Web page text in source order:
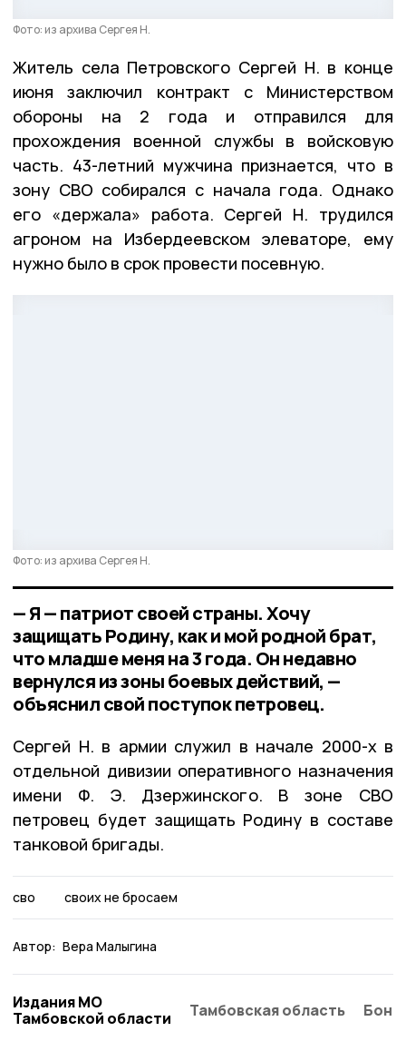
Фото: из архива Сергея Н.
Житель села Петровского Сергей Н. в конце
июня заключил контракт с Министерством
обороны на 2 года и отправился для
прохождения военной службы в войсковую
часть. 43-летний мужчина признается, что в
зону СВО собирался с начала года. Однако
его «держала» работа. Сергей Н. трудился
агроном на Избердеевском элеваторе, ему
нужно было в срок провести посевную.
Фото: из архива Сергея Н.
— Я — патриот своей страны. Хочу
защищать Родину, как и мой родной брат,
что младше меня на 3 года. Он недавно
вернулся из зоны боевых действий, —
объяснил свой поступок петровец.
Сергей Н. в армии служил в начале 2000-х в
отдельной дивизии оперативного назначения
имени Ф. Э. Дзержинского. В зоне СВО
петровец будет защищать Родину в составе
танковой бригады.
сво своих не бросаем
Автор: Вера Малыгина
Издания МО
Тамбовской области
Тамбовская область